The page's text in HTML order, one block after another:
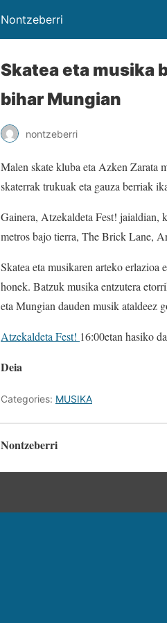
Nontzeberri
Skatea eta musika
bihar Mungian
nontzeberri
Malen skate kluba eta Azken Zarata
skaterrak trukuak eta gauza berriak
Gainera, Atzekaldeta Fest! jaialdian,
metros bajo tierra, The Brick Lane,
Skatea eta musikaren arteko
honek. Batzuk musika entzutera
eta Mungian dauden musik ataldeez
Atzekaldeta Fest! 16:00etan hasiko
Deia
Categories: MUSIKA
Nontzeberri